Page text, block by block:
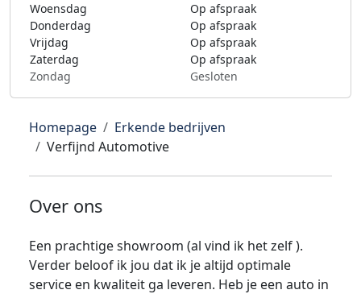
Woensdag
Op afspraak
Donderdag
Op afspraak
Vrijdag
Op afspraak
Zaterdag
Op afspraak
Zondag
Gesloten
Homepage
Erkende bedrijven
Verfijnd Automotive
Over ons
Een prachtige showroom (al vind ik het zelf ).
Verder beloof ik jou dat ik je altijd optimale
service en kwaliteit ga leveren. Heb je een auto in